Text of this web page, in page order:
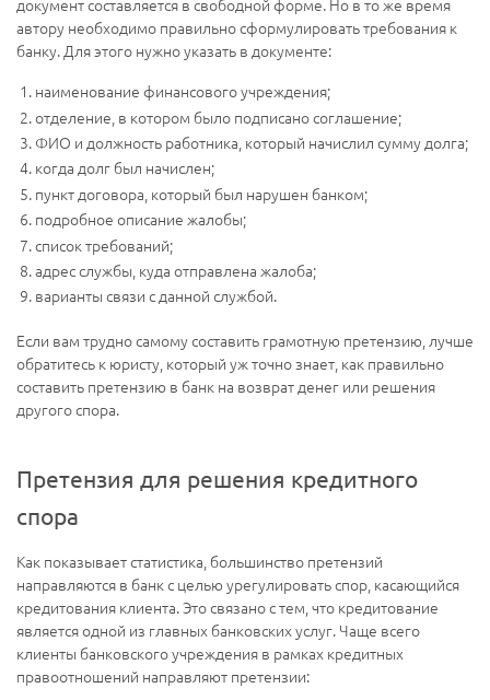
документ составляется в свободной форме. Но в то же время
автору необходимо правильно сформулировать требования к
банку. Для этого нужно указать в документе:
наименование финансового учреждения;
отделение, в котором было подписано соглашение;
ФИО и должность работника, который начислил сумму долга;
когда долг был начислен;
пункт договора, который был нарушен банком;
подробное описание жалобы;
список требований;
адрес службы, куда отправлена жалоба;
варианты связи с данной службой.
Если вам трудно самому составить грамотную претензию, лучше
обратитесь к юристу, который уж точно знает, как правильно
составить претензию в банк на возврат денег или решения
другого спора.
Претензия для решения кредитного
спора
Как показывает статистика, большинство претензий
направляются в банк с целью урегулировать спор, касающийся
кредитования клиента. Это связано с тем, что кредитование
является одной из главных банковских услуг. Чаще всего
клиенты банковского учреждения в рамках кредитных
правоотношений направляют претензии: